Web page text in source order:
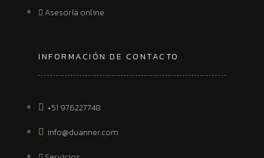
Asesoría online
INFORMACIÓN DE CONTACTO
+51 976227748
info@duanner.com